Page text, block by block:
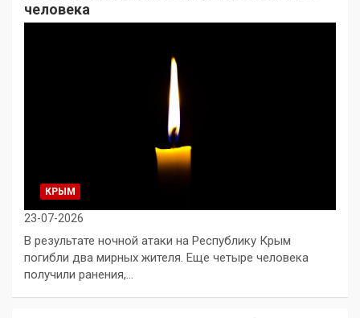
человека
КРЫМ
23-07-2026
В результате ночной атаки на Республику Крым
погибли два мирных жителя. Еще четыре человека
получили ранения,…